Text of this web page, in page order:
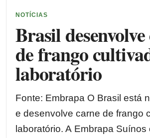
NOTÍCIAS
Brasil
de frango
laboratório
Fonte: Embrapa O Brasil está
e desenvolve carne de frango
laboratório. A Embrapa Suínos